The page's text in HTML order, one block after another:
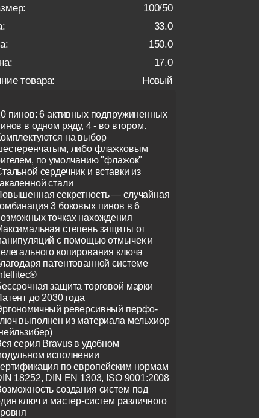
100/50
33.0
150.0
17.0
товара:
Новый
пинов: 6 активных подпружиненных
в одном ряду, 4 - во втором.
на выбор
либо флажковым
по умолчанию "флажок"
сердечник и вставки из
стали
секретность — случайная
3 боковых пинов в 6
точках нахождения
степень защиты от
с помощью отмычек и
копирования ключа
патентованной системе
защита торговой марки
до 2030 года
реверсивный перфо-
выполнен из материала мельхиор
серия Bravus в удобном
исполнении
по европейским нормам
18252, DIN EN 1303, ISO 9001:2008
создания систем под
ключ и мастер-систем различного